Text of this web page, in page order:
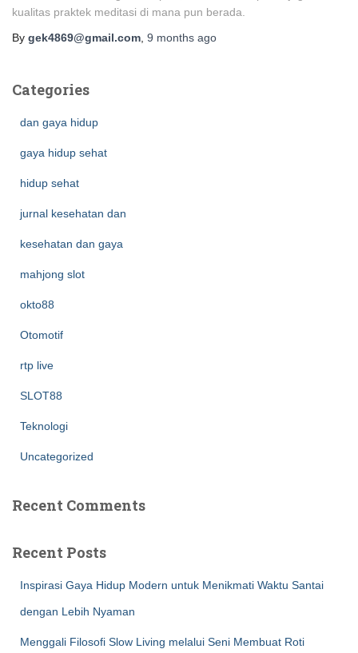
kualitas praktek meditasi di mana pun berada.
By gek4869@gmail.com 9 months ago
Categories
dan gaya hidup
gaya hidup sehat
hidup sehat
jurnal kesehatan dan
kesehatan dan gaya
mahjong slot
okto88
Otomotif
rtp live
SLOT88
Teknologi
Uncategorized
Recent Comments
Recent Posts
Inspirasi Gaya Hidup Modern untuk Menikmati Waktu Santai
dengan Lebih Nyaman
Menggali Filosofi Slow Living melalui Seni Membuat Roti